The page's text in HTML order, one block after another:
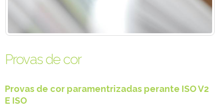
Provas de cor
Provas de cor paramentrizadas perante ISO V2
E ISO